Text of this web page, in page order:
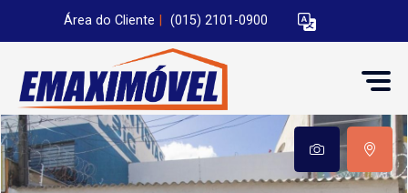
Área do Cliente (015) 2101-0900